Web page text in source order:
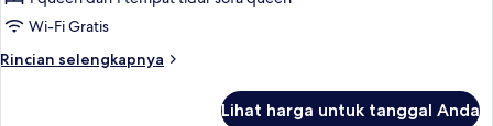
Beautiful
Terrace
Wi-Fi Gratis
Rincian selengkapnya
Rincian
Lihat harga untuk tanggal Anda